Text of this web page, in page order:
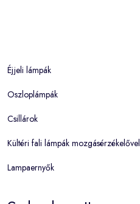
Éjjeli lámpák
Oszloplámpák
Csillárok
Kültéri fali lámpák mozgásérzékelővel
Lampaernyők